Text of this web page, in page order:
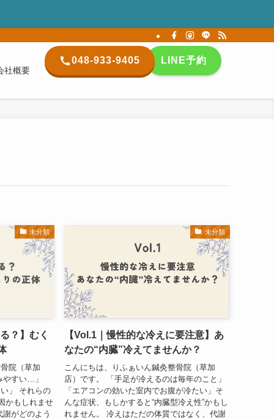
社概要
048-933-9405 LINE予約
未分類
？】むく
院（草加
やすい…」
」 それらの
かもしれませ
がどのよう
未分類
【Vol.1｜慢性的な冷えに要注意】あ
なたの“内臓”冷えてませんか？
こんにちは、りふぁいん鍼灸整骨院（草加
店）です。 「手足が冷えるのは毎年のこと」
「エアコンの効いた室内でお腹が冷たい」そ
んな症状、もしかすると“内臓型冷え性”かもし
れません。 冷えはただの体質ではなく、代謝